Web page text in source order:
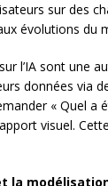
sur des
évolutions du
l’IA sont une
données via
« Quel a
visuel.
la